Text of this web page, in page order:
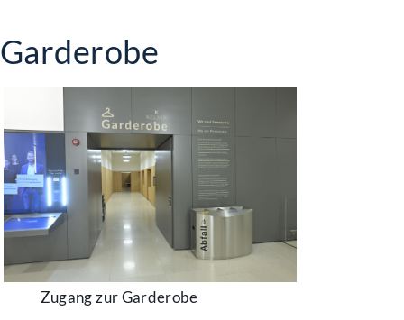
Garderobe
Zugang zur Garderobe